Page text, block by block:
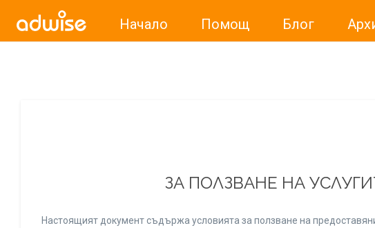
Начало Помощ Блог
ЗА ПОЛЗВАНЕ НА
Настоящият документ съдържа условията за ползване на